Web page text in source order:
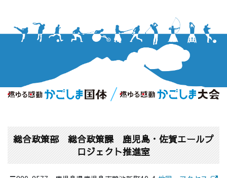
総合政策部 総合政策課 鹿児島・佐賀エールプ
ロジェクト推進室